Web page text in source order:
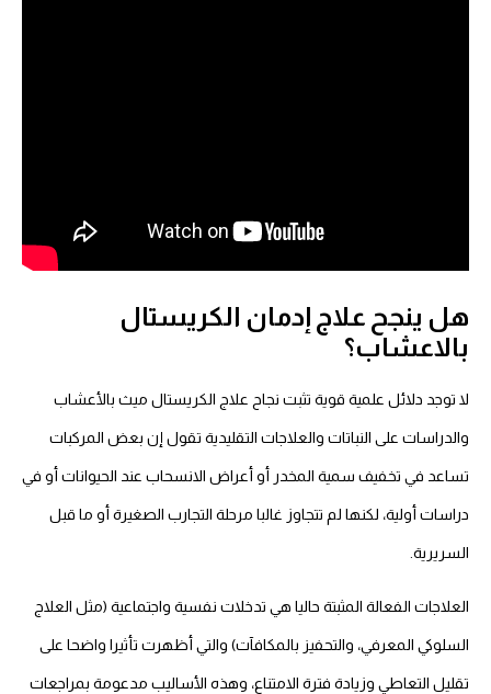
هل ينجح علاج إدمان الكريستال
بالاعشاب؟
لا توجد دلائل علمية قوية تثبت نجاح علاج الكريستال ميث بالأعشاب
والدراسات على النباتات والعلاجات التقليدية تقول إن بعض المركبات
تساعد في تخفيف سمية المخدر أو أعراض الانسحاب عند الحيوانات أو في
دراسات أولية، لكنها لم تتجاوز غالبا مرحلة التجارب الصغيرة أو ما قبل
السريرية.
العلاجات الفعالة المثبتة حاليا هي تدخلات نفسية واجتماعية (مثل العلاج
السلوكي المعرفي، والتحفيز بالمكافآت) والتي أظهرت تأثيرا واضحا على
تقليل التعاطي وزيادة فترة الامتناع، وهذه الأساليب مدعومة بمراجعات